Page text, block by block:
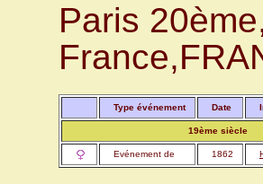
Paris
Type événement Date
19ème siècle
Evénement de 1862